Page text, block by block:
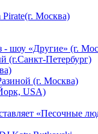
Москва)
- шоу «Другие» (г.
(г.Санкт-Петербург)
(г. Москва)
USA)
«Песочные